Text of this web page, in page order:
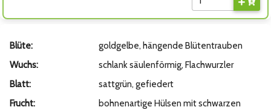
Blüte:
goldgelbe, hängende Blütentrauben
Wuchs:
schlank säulenförmig, Flachwurzler
Blatt:
sattgrün, gefiedert
Frucht:
bohnenartige Hülsen mit schwarzen